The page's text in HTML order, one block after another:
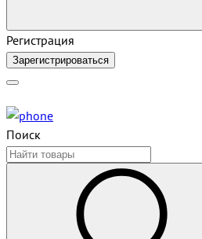
Регистрация
Зарегистрироваться
Поиск